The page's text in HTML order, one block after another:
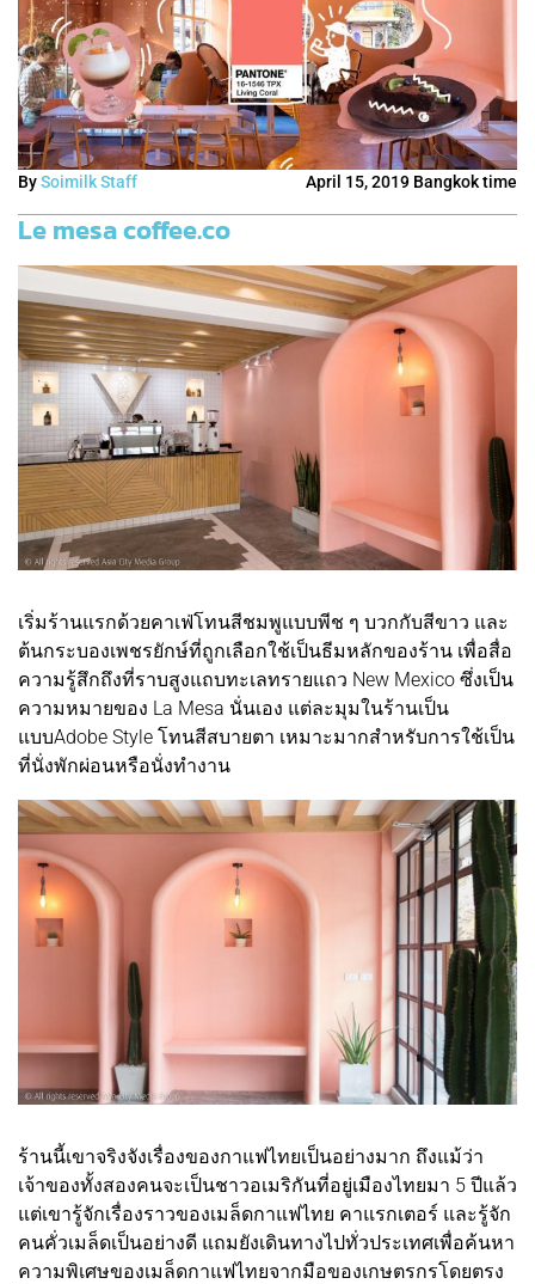
BySoimilk Staff April 15, 2019 Bangkok time
Le mesa coffee.co
เริ่มร้านแรกด้วยคาเฟ่โทนสีชมพูแบบพีช ๆ บวกกับสีขาว และ
ต้นกระบองเพชรยักษ์ที่ถูกเลือกใช้เป็นธีมหลักของร้าน เพื่อสื่อ
ความรู้สึกถึงที่ราบสูงแถบทะเลทรายแถว New Mexico ซึ่งเป็น
ความหมายของ La Mesa นั่นเอง แต่ละมุมในร้านเป็น
แบบAdobe Style โทนสีสบายตา เหมาะมากสำหรับการใช้เป็น
ที่นั่งพักผ่อนหรือนั่งทำงาน
ร้านนี้เขาจริงจังเรื่องของกาแฟไทยเป็นอย่างมาก ถึงแม้ว่า
เจ้าของทั้งสองคนจะเป็นชาวอเมริกันที่อยู่เมืองไทยมา 5 ปีแล้ว
แต่เขารู้จักเรื่องราวของเมล็ดกาแฟไทย คาแรกเตอร์ และรู้จัก
คนคั่วเมล็ดเป็นอย่างดี แถมยังเดินทางไปทั่วประเทศเพื่อค้นหา
ความพิเศษของเมล็ดกาแฟไทยจากมือของเกษตรกรโดยตรง